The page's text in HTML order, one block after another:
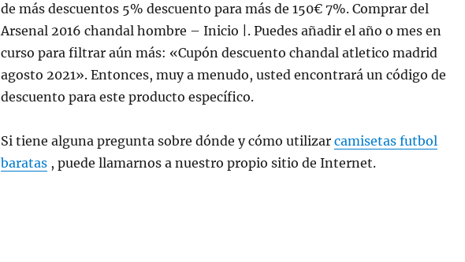
de más descuentos 5% descuento para más de 150€ 7%. Comprar del
Arsenal 2016 chandal hombre – Inicio |. Puedes añadir el año o mes en
curso para filtrar aún más: «Cupón descuento chandal atletico madrid
agosto 2021». Entonces, muy a menudo, usted encontrará un código de
descuento para este producto específico.
Si tiene alguna pregunta sobre dónde y cómo utilizarcamisetas futbol
baratas , puede llamarnos a nuestro propio sitio de Internet.